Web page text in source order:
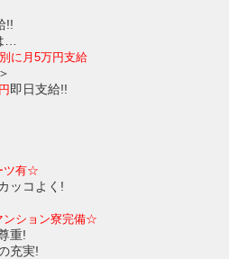
!!
…
に月5万円支給
即日支給!!
ツ有☆
ッコよく!
ション寮完備☆
重!
充実!